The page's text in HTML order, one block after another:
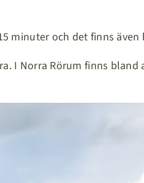
minuter och det finns
I Norra Rörum finns